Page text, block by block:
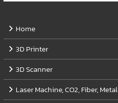
Home
3D Printer
3D Scanner
Laser Machine, CO2, Fiber, Metal